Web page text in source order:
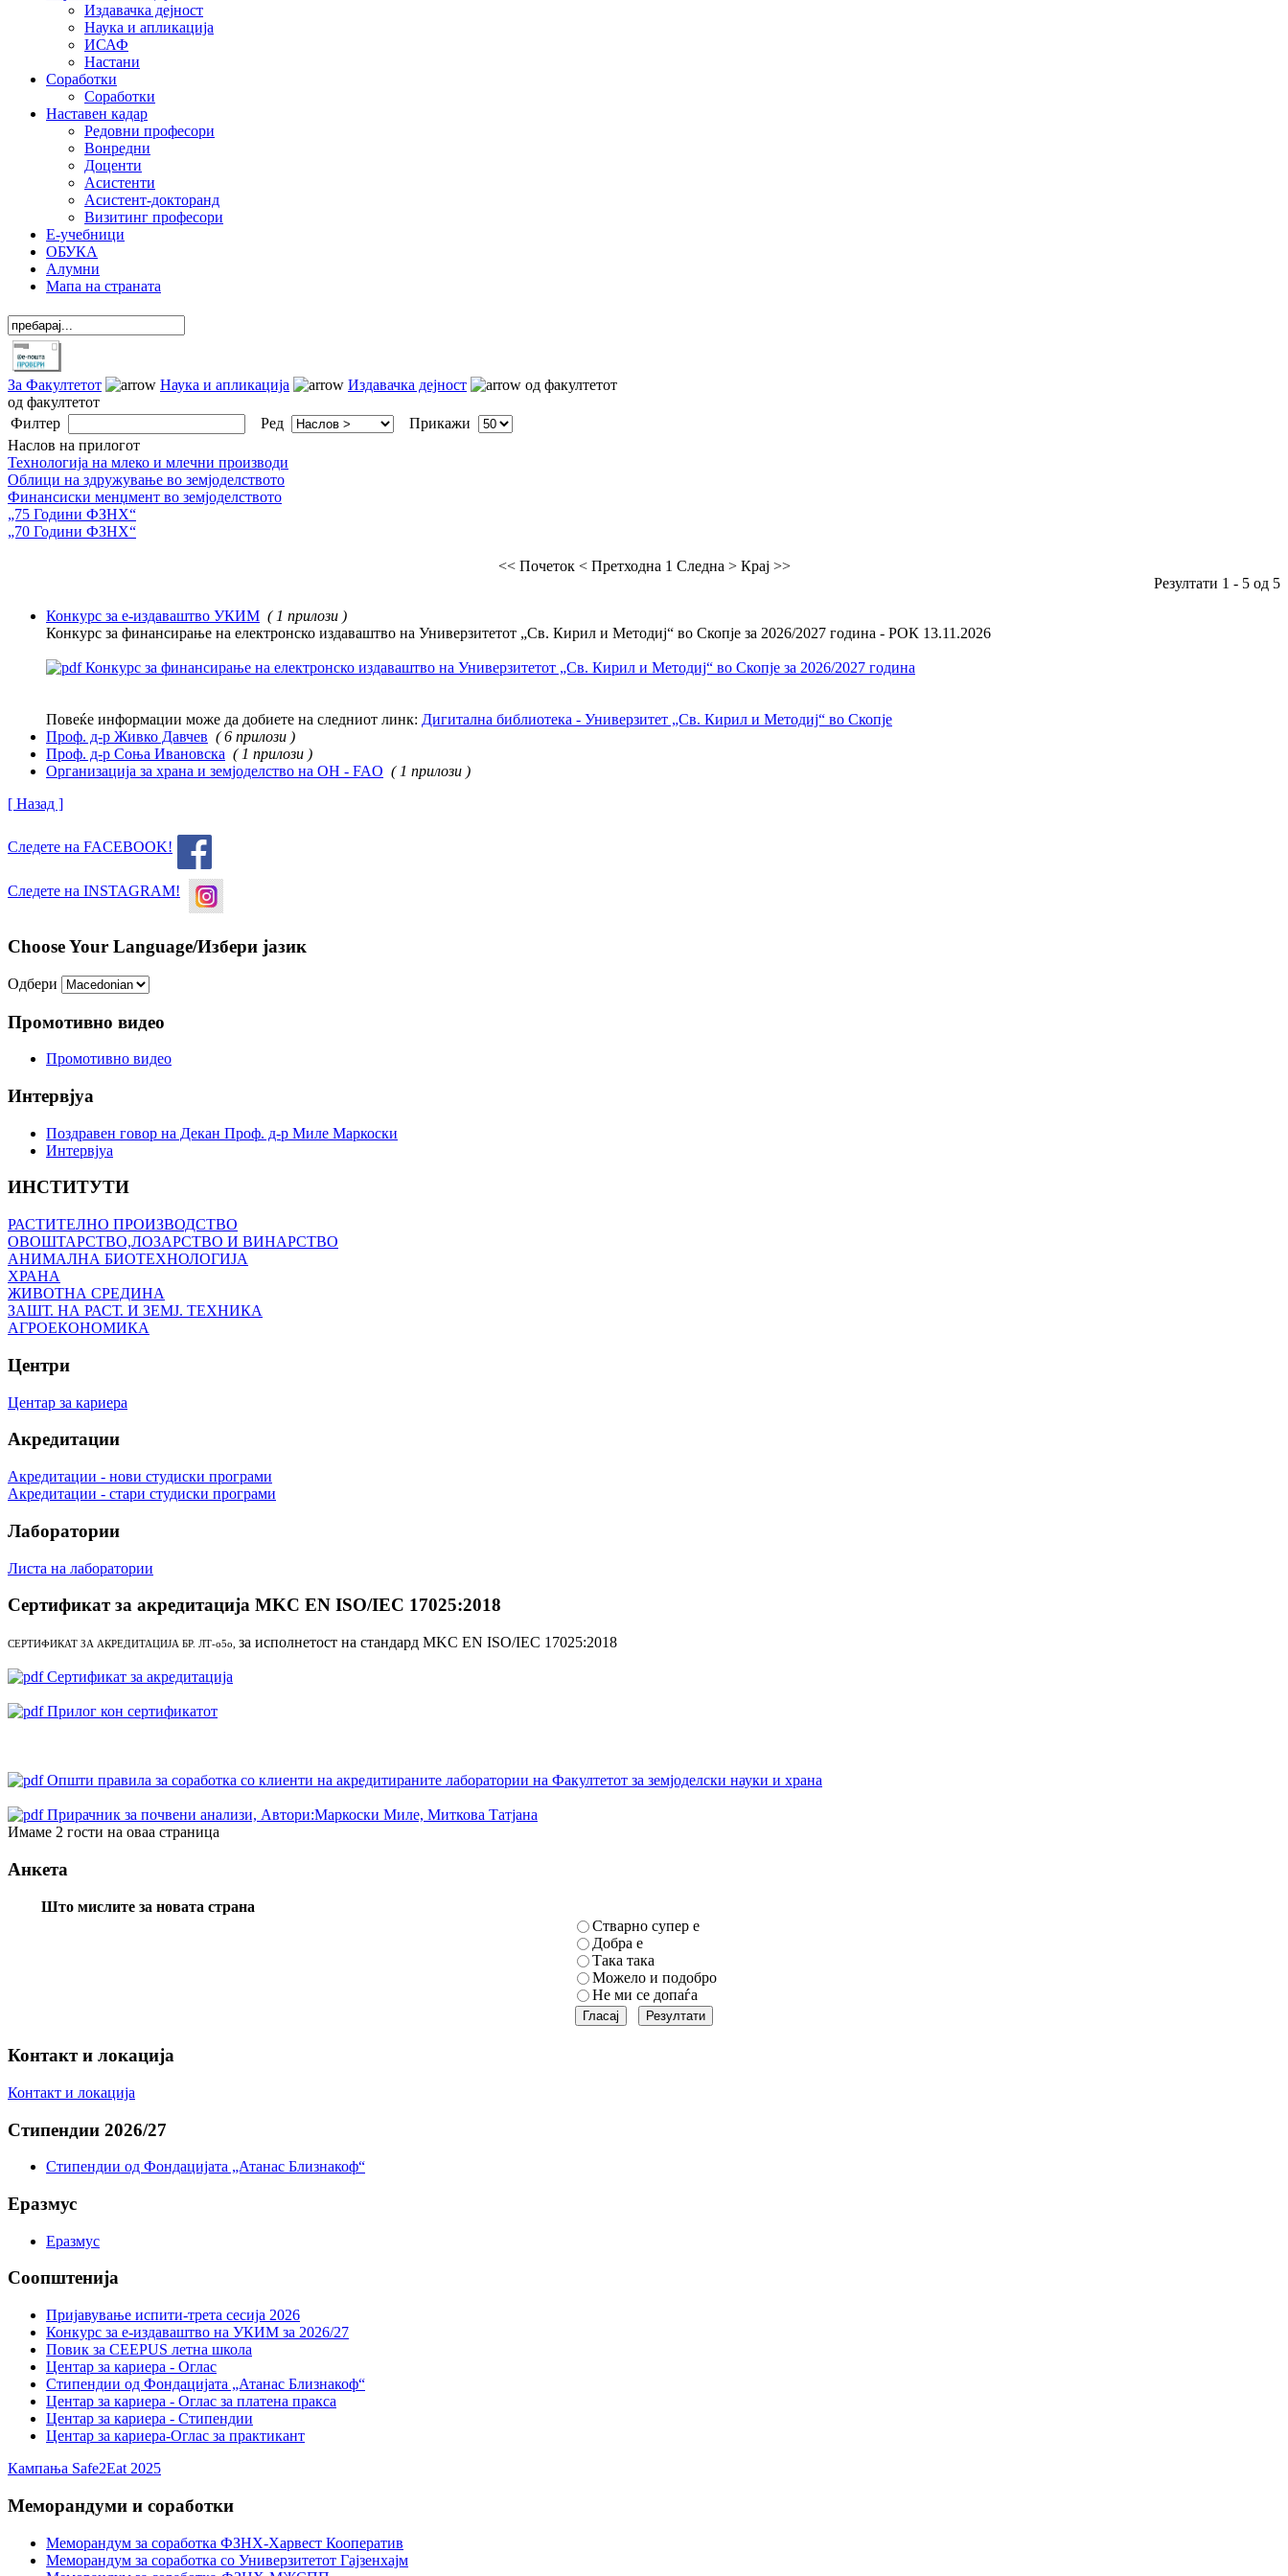
Издавачка дејност
Наука и апликација
ИСАФ
Настани
Соработки
Соработки
Наставен кадар
Редовни професори
Вонредни
Доценти
Асистенти
Асистент-докторанд
Визитинг професори
Е-учебници
ОБУКА
Алумни
Мапа на страната
За Факултетот Наука и апликација Издавачка дејност
од факултетот
од факултетот
Филтер
Ред
Прикажи
Наслов на прилогот
Технологија на млеко и млечни производи
Облици на здружување во земјоделството
Финансиски менџмент во земјоделството
„75 Години ФЗНХ“
„70 Години ФЗНХ“
<< Почеток < Претходна 1 Следна > Крај >>
Резултати 1 - 5 од 5
Конкурс за е-издаваштво УКИМ ( 1 прилози )
Конкурс за финансирање на електронско издаваштво на Универзитетот „Св. Кирил и Методиј“ во Скопје за 2026/2027 година - РОК 13.11.2026
Конкурс за финансирање на електронско издаваштво на Универзитетот „Св. Кирил и Методиј“ во Скопје за 2026/2027 година
Повеќе информации може да добиете на следниот линк: Дигитална библиотека - Универзитет „Св. Кирил и Методиј“ во Скопје
Проф. д-р Живко Давчев ( 6 прилози )
Проф. д-р Соња Ивановска ( 1 прилози )
Организација за храна и земјоделство на ОН - FAO ( 1 прилози )
[ Назад ]
Следете на FACEBOOK!
Следете на INSTAGRAM!
Choose Your Language/Избери јазик
Одбери
Промотивно видео
Промотивно видео
Интервјуа
Поздравен говор на Декан Проф. д-р Миле Маркоски
Интервјуа
ИНСТИТУТИ
РАСТИТЕЛНО ПРОИЗВОДСТВО
ОВОШТАРСТВО,ЛОЗАРСТВО И ВИНАРСТВО
АНИМАЛНА БИОТЕХНОЛОГИЈА
ХРАНА
ЖИВОТНА СРЕДИНА
ЗАШТ. НА РАСТ. И ЗЕМЈ. ТЕХНИКА
АГРОЕКОНОМИКА
Центри
Центар за кариера
Акредитации
Акредитации - нови студиски програми
Акредитации - стари студиски програми
Лаборатории
Листа на лаборатории
Сертификат за акредитација MKC EN ISO/IEC 17025:2018
СЕРТИФИКАТ ЗА АКРЕДИТАЦИЈА БР. ЛТ-о5о, за исполнетост на стандард MKC EN ISO/IEC 17025:2018
Сертификат за акредитација
Прилог кон сертификатот
Oпшти правила за соработка со клиенти на акредитираните лаборатории на Факултетот за земјоделски науки и храна
Прирачник за почвени анализи, Автори:Маркоски Миле, Миткова Татјана
Имаме 2 гости на оваа страница
Анкета
Што мислите за новата страна
Стварно супер е
Добра е
Така така
Можело и подобро
Не ми се допаѓа
Контакт и локација
Контакт и локација
Стипендии 2026/27
Стипендии од Фондацијата „Атанас Близнакоф“
Еразмус
Еразмус
Соопштенија
Пријавување испити-трета сесија 2026
Конкурс за е-издаваштво на УКИМ за 2026/27
Повик за CEEPUS летна школа
Центар за кариера - Оглас
Стипендии од Фондацијата „Атанас Близнакоф“
Центар за кариера - Оглас за платена пракса
Центар за кариера - Стипендии
Центар за кариера-Оглас за практикант
Кампања Safe2Eat 2025
Меморандуми и соработки
Меморандум за соработка ФЗНХ-Харвест Кооператив
Меморандум за соработка со Универзитетот Гајзенхајм